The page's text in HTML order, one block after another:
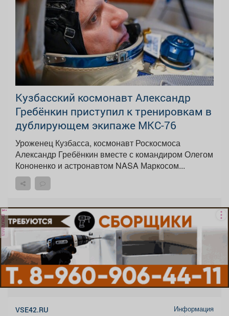
Кузбасский космонавт Александр
Гребёнкин приступил к тренировкам в
дублирующем экипаже МКС-76
Уроженец Кузбасса, космонавт Роскосмоса
Александр Гребёнкин вместе с командиром Олегом
Кононенко и астронавтом NASA Маркосом...
реклама
VSE42.RU
Информация